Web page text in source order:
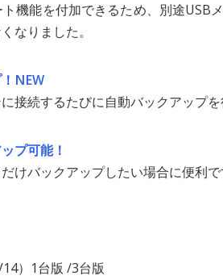
機能を付加できるため、別途USB
なりました。
NEW
接続するたびに自動バックアップを
プ可能！
けバックアップしたい場合に便利で
）1台版 /3台版